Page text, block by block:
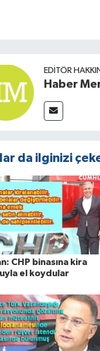
EDITÖR
Haber
da ilginizi
CHP binasına kira
el koydular